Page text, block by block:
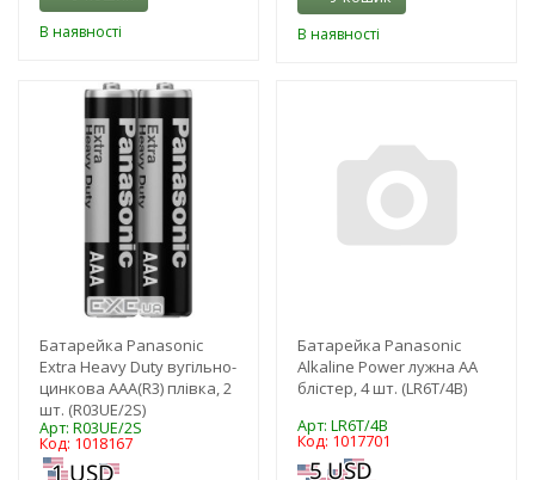
В наявності В наявності
Батарейка Panasonic
Extra Heavy Duty вугільно-
цинкова AAA(R3) плівка, 2
шт. (R03UE/2S)
Арт: R03UE/2S
Код: 1018167
Батарейка Panasonic
Alkaline Power лужна AA
блістер, 4 шт. (LR6T/4B)
Арт: LR6T/4B
Код: 1017701